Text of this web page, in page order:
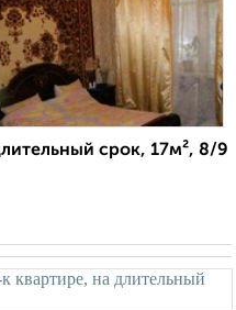
срок, 17м², 8/9